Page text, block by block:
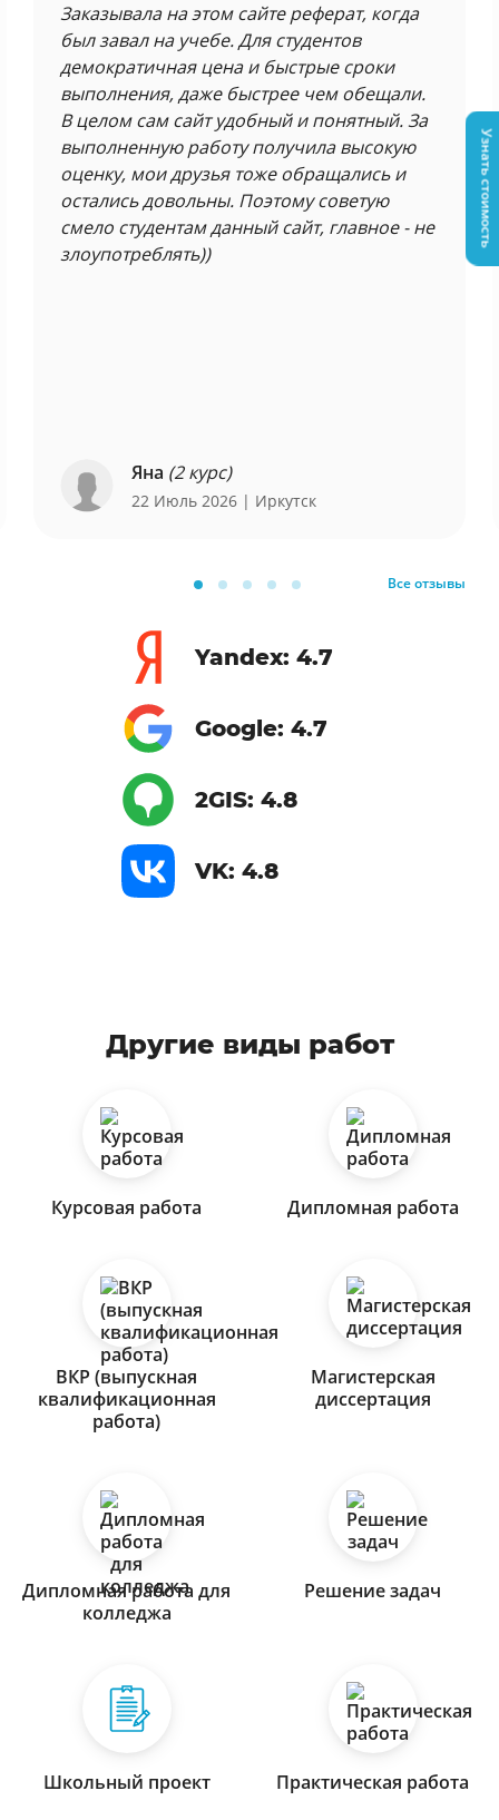
Заказывала на этом сайте реферат, когда
был завал на учебе. Для студентов
демократичная цена и быстрые сроки
выполнения, даже быстрее чем обещали.
В целом сам сайт удобный и понятный. За
выполненную работу получила высокую
оценку, мои друзья тоже обращались и
остались довольны. Поэтому советую
смело студентам данный сайт, главное - не
злоупотреблять))
Яна (2 курс)
22 Июль 2026 | Иркутск
Все отзывы
Yandex: 4.7
Google: 4.7
2GIS: 4.8
VK: 4.8
Другие виды работ
Курсовая работа Дипломная работа
ВКР (выпускная
квалификационная
работа)
Магистерская
диссертация
Дипломная работа для
колледжа
Решение задач
Школьный проект Практическая работа
Узнать стоимость